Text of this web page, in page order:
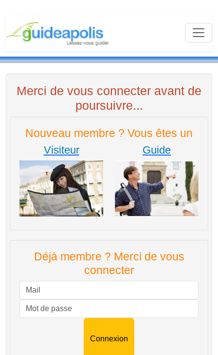
Merci de vous connecter avant de
poursuivre...
Nouveau membre ? Vous êtes un
Visiteur Guide
Déjà membre ? Merci de vous
connecter